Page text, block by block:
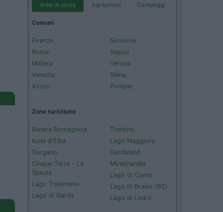
Aree di sosta Agriturismi Campeggi
Comuni
Firenze
Roma
Matera
Venezia
Assisi
Sirmione
Napoli
Verona
Siena
Pompei
Zone turistiche
Riviera Romagnola
Isola d'Elba
Gargano
Cinque Terre - La
Spezia
Lago Trasimeno
Lago di Garda
Trentino
Lago Maggiore
Gardaland
Mirabilandia
Lago di Como
Lago di Braies (BZ)
Lago di Ledro